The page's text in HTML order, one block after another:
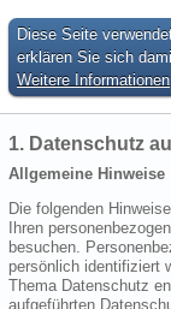
Diese Seite
erklären Sie sich
Weitere Informationen
1. Datenschutz
Allgemeine Hinweise
Die folgenden
Ihren
besuchen.
persönlich identifiziert
Thema Datenschutz
aufgeführten